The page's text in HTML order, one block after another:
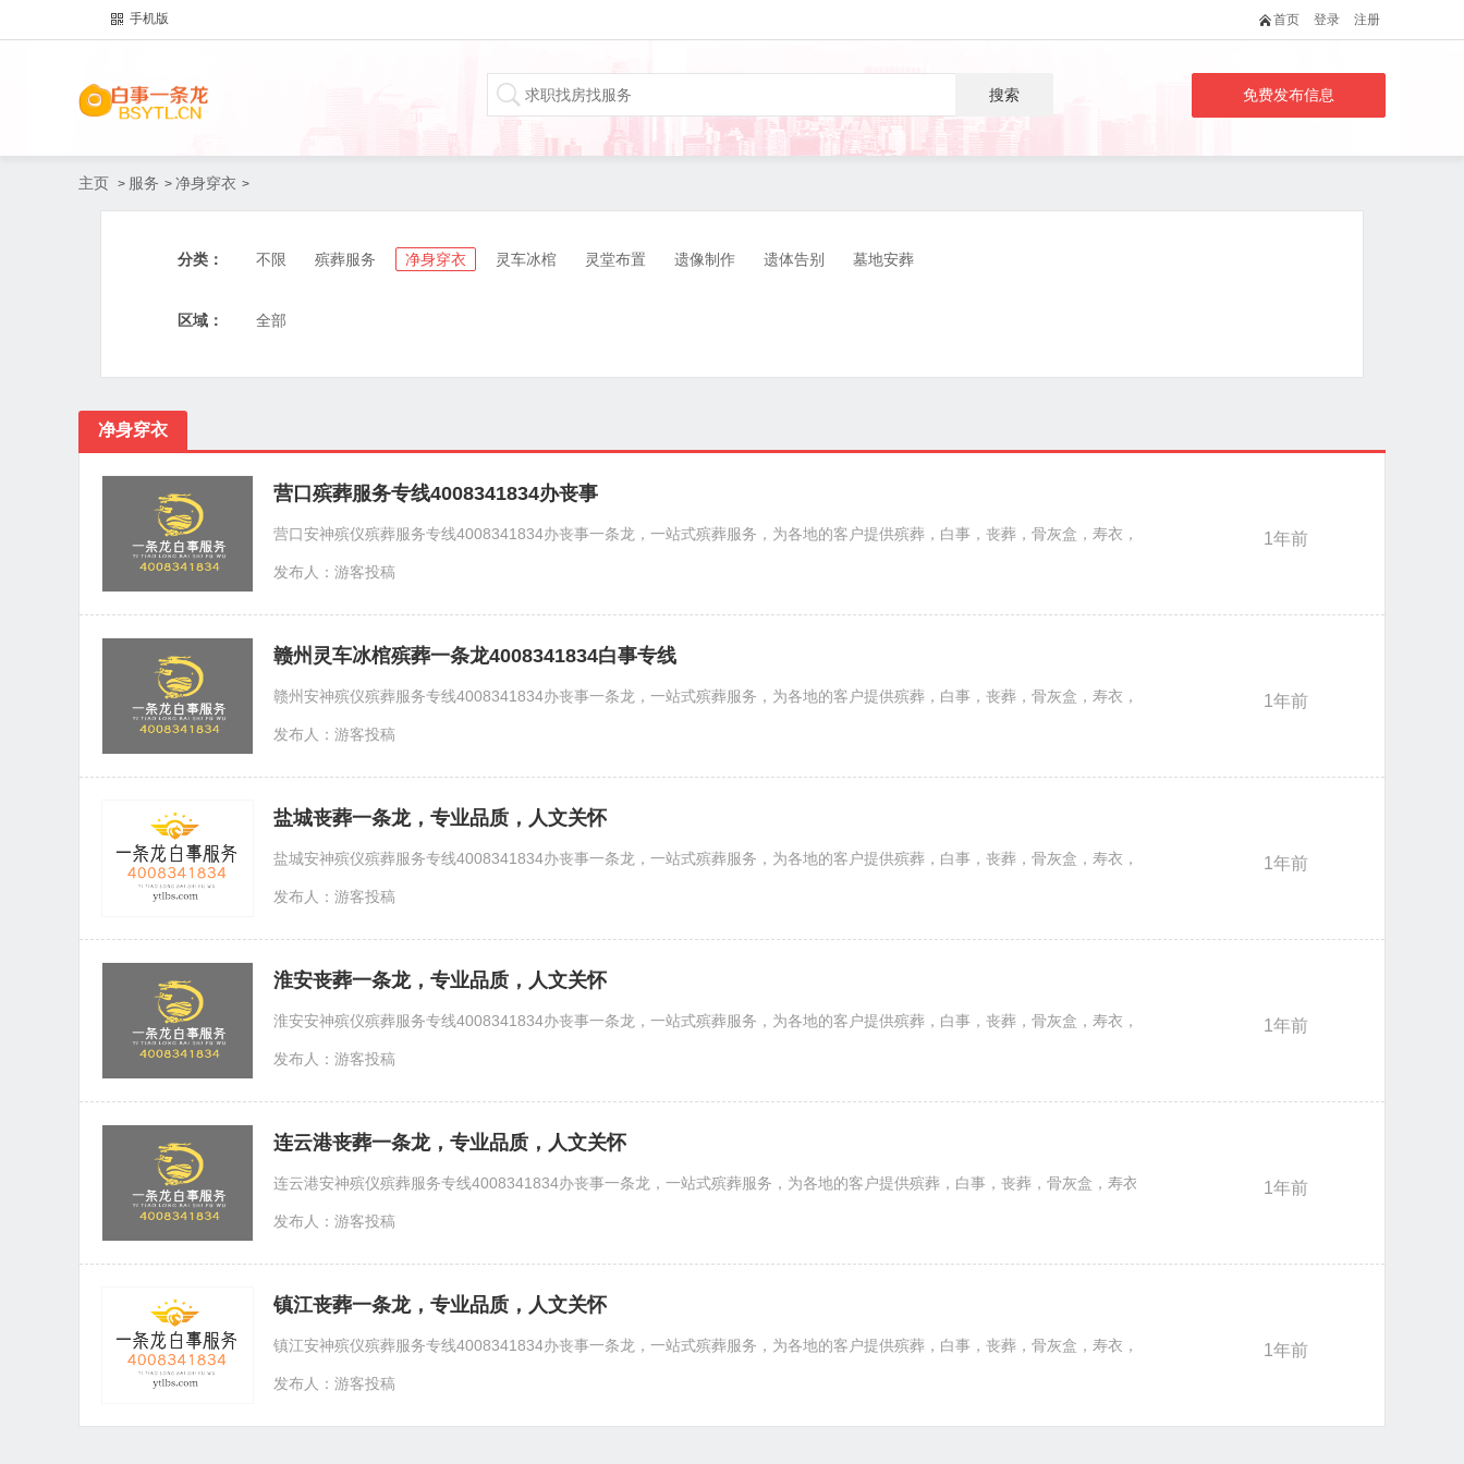
手机版 首页 登录 注册
搜索 免费发布信息
主页 > 服务 > 净身穿衣 >
分类： 不限 殡葬服务 净身穿衣 灵车冰棺 灵堂布置 遗像制作 遗体告别 墓地安葬
区域： 全部
净身穿衣
营口殡葬服务专线4008341834办丧事
营口安神殡仪殡葬服务专线4008341834办丧事一条龙，一站式殡葬服务，为各地的客户提供殡葬，白事，丧葬，骨灰盒，寿衣，花圈，灵车，冰棺，咨询等殡仪服务，一站
发布人：游客投稿
1年前
赣州灵车冰棺殡葬一条龙4008341834白事专线
赣州安神殡仪殡葬服务专线4008341834办丧事一条龙，一站式殡葬服务，为各地的客户提供殡葬，白事，丧葬，骨灰盒，寿衣，花圈，灵车，冰棺，咨询等殡仪服务，一站
发布人：游客投稿
1年前
盐城丧葬一条龙，专业品质，人文关怀
盐城安神殡仪殡葬服务专线4008341834办丧事一条龙，一站式殡葬服务，为各地的客户提供殡葬，白事，丧葬，骨灰盒，寿衣，花圈，灵车，冰棺，咨询等殡仪服务，一站
发布人：游客投稿
1年前
淮安丧葬一条龙，专业品质，人文关怀
淮安安神殡仪殡葬服务专线4008341834办丧事一条龙，一站式殡葬服务，为各地的客户提供殡葬，白事，丧葬，骨灰盒，寿衣，花圈，灵车，冰棺，咨询等殡仪服务，一站
发布人：游客投稿
1年前
连云港丧葬一条龙，专业品质，人文关怀
连云港安神殡仪殡葬服务专线4008341834办丧事一条龙，一站式殡葬服务，为各地的客户提供殡葬，白事，丧葬，骨灰盒，寿衣，花圈，灵车，冰棺，咨询等殡仪服务，一
发布人：游客投稿
1年前
镇江丧葬一条龙，专业品质，人文关怀
镇江安神殡仪殡葬服务专线4008341834办丧事一条龙，一站式殡葬服务，为各地的客户提供殡葬，白事，丧葬，骨灰盒，寿衣，花圈，灵车，冰棺，咨询等殡仪服务，一站
发布人：游客投稿
1年前